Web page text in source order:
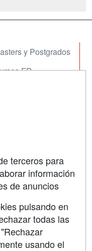
y Postgrados
FP
EN:
terceros para
información
de anuncios
pulsando en
todas las
usando el